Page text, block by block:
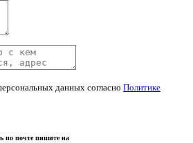
данных согласно Политике
по почте пишите на